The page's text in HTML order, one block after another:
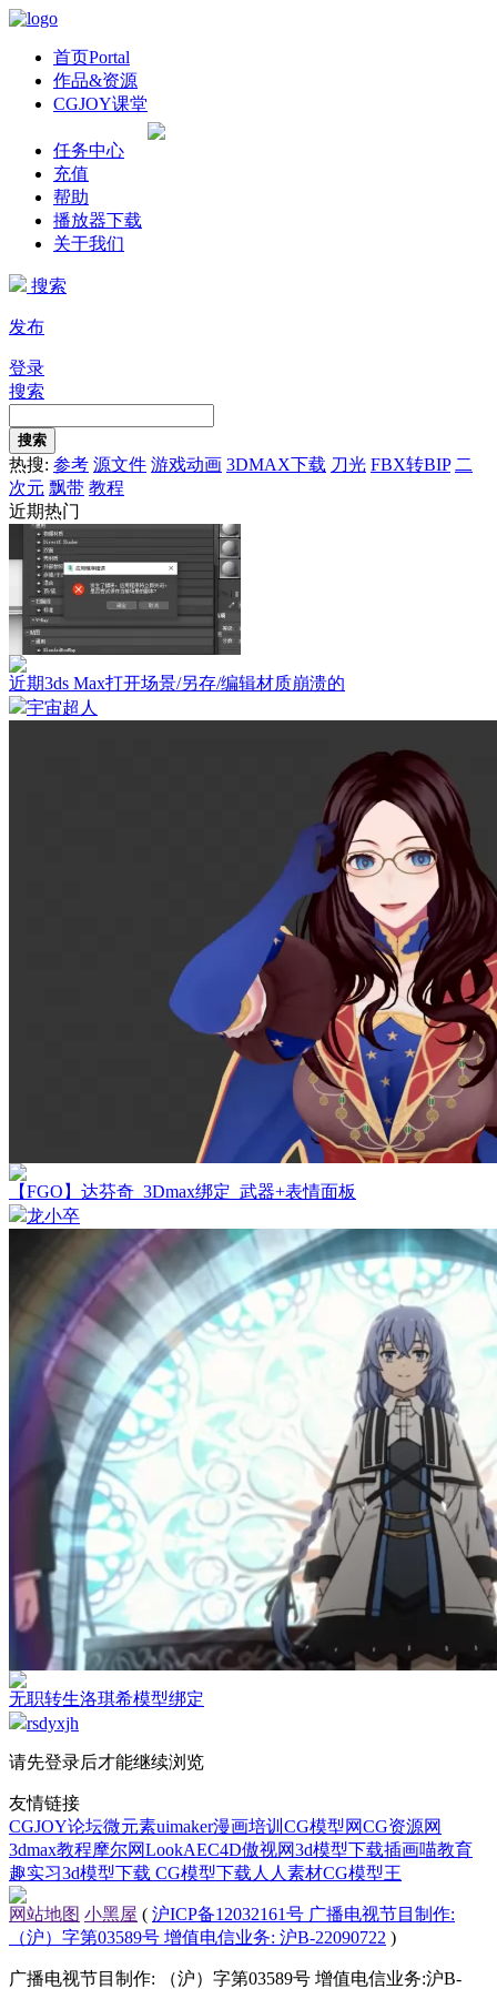
首页Portal
作品&资源
CGJOY课堂
任务中心
充值
帮助
播放器下载
关于我们
搜索
发布
登录
搜索
搜索
热搜: 参考 源文件 游戏动画 3DMAX下载 刀光 FBX转BIP 二
次元 飘带 教程
近期热门
近期3ds Max打开场景/另存/编辑材质崩溃的
宇宙超人
【FGO】达芬奇_3Dmax绑定_武器+表情面板
龙小卒
无职转生洛琪希模型绑定
rsdyxjh
请先登录后才能继续浏览
友情链接
CGJOY论坛微元素uimaker漫画培训 CG模型网CG资源网
3dmax教程摩尔网LookAEC4D傲视网3d模型下载插画喵教育
趣实习3d模型下载 CG模型下载 人人素材CG模型王
网站地图 小黑屋 ( 沪ICP备12032161号 广播电视节目制作:
（沪）字第03589号 增值电信业务: 沪B-22090722 )
广播电视节目制作: （沪）字第03589号 增值电信业务:沪B-